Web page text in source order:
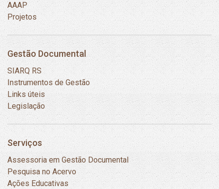
AAAP
Projetos
Gestão Documental
SIARQ RS
Instrumentos de Gestão
Links úteis
Legislação
Serviços
Assessoria em Gestão Documental
Pesquisa no Acervo
Ações Educativas